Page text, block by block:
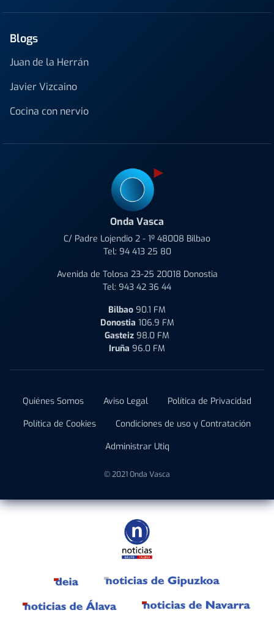
Blogs
Juan de la Herrán
Javier Vizcaino
Cocina con nervio
Onda Vasca
C/ Padre Lojendio 2 - 1º 48008 Bilbao
Tel: 94 413 25 80
Avenida de Tolosa 23-25 20018 Donostia
Tel: 943 42 36 44
Bilbao 90.1 FM
Donostia 106.9 FM
Gasteiz 98.0 FM
Iruña 96.0 FM
Quiénes Somos Aviso Legal
Política de Privacidad
Política de Cookies
Condiciones de uso y Contratación
Administrar Utiq
© 2021 Onda Vasca